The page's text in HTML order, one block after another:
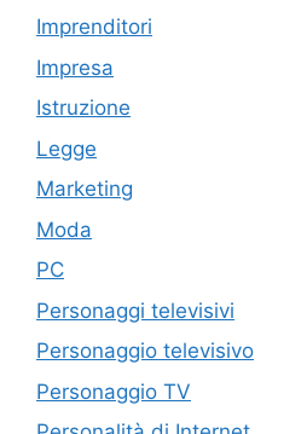
Imprenditori
Impresa
Istruzione
Legge
Marketing
Moda
PC
Personaggi televisivi
Personaggio televisivo
Personaggio TV